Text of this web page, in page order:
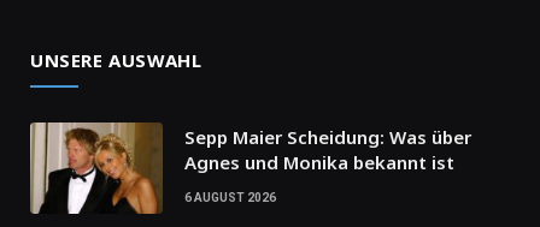
UNSERE AUSWAHL
Sepp Maier Scheidung: Was über
Agnes und Monika bekannt ist
6 AUGUST 2026